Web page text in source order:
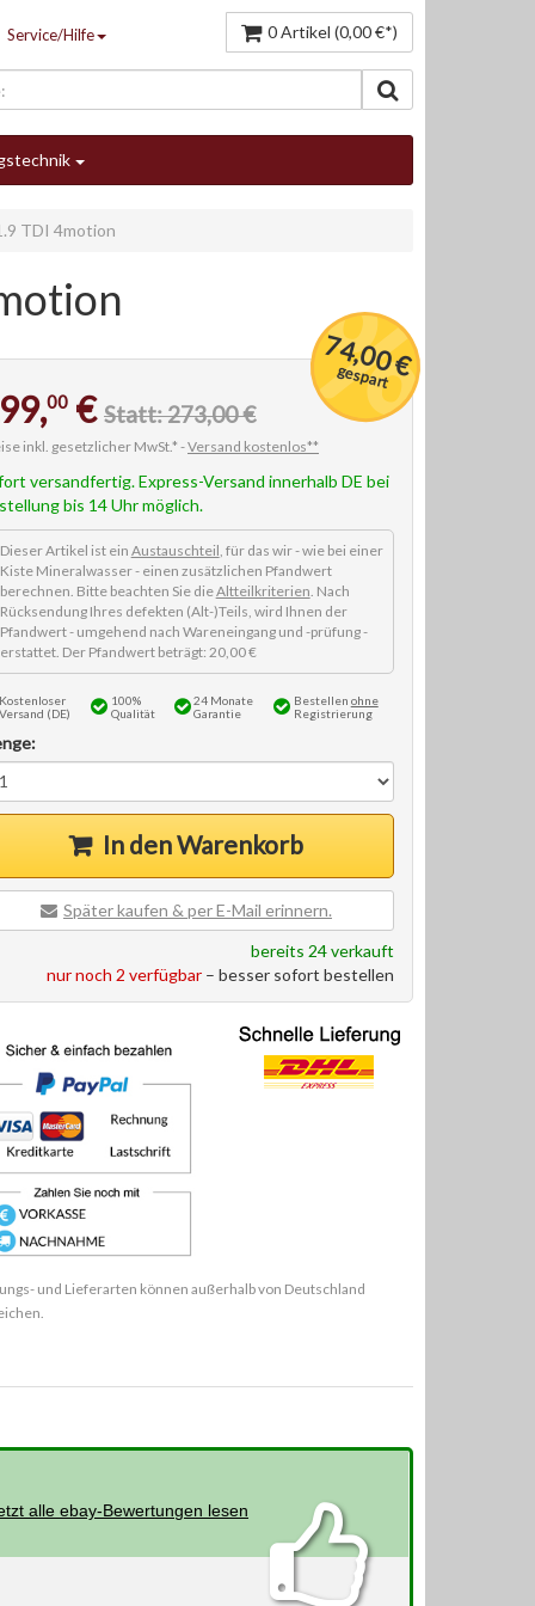
Service/Hilfe 0 Artikel (0,00 €*)
TDI 4motion
74,00 €
gespart
00 € Statt: 273,00 €
inkl. gesetzlicher MwSt.* -Versand kostenlos**
versandfertig. Express-Versand innerhalb DE bei
bis 14 Uhr möglich.
Dieser Artikel ist ein Austauschteil, für das wir - wie bei einer
Kiste Mineralwasser - einen zusätzlichen Pfandwert
berechnen. Bitte beachten Sie dieAltteilkriterien. Nach
Rücksendung Ihres defekten (Alt-)Teils, wird Ihnen der
Pfandwert - umgehend nach Wareneingang und -prüfung -
erstattet. Der Pfandwert beträgt: 20,00 €
Kostenloser
Versand (DE)
100%
Qualität
24 Monate
Garantie
Bestellen ohne
Registrierung
In den Warenkorb
Später kaufen & per E-Mail erinnern.
bereits 24 verkauft
nur noch 2 verfügbar – besser sofort bestellen
und Lieferarten können außerhalb von Deutschland
alle ebay-Bewertungen lesen